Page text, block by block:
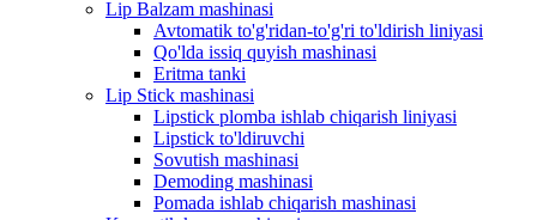
Lip Balzam mashinasi
Avtomatik to'g'ridan-to'g'ri to'ldirish liniyasi
Qo'lda issiq quyish mashinasi
Eritma tanki
Lip Stick mashinasi
Lipstick plomba ishlab chiqarish liniyasi
Lipstick to'ldiruvchi
Sovutish mashinasi
Demoding mashinasi
Pomada ishlab chiqarish mashinasi